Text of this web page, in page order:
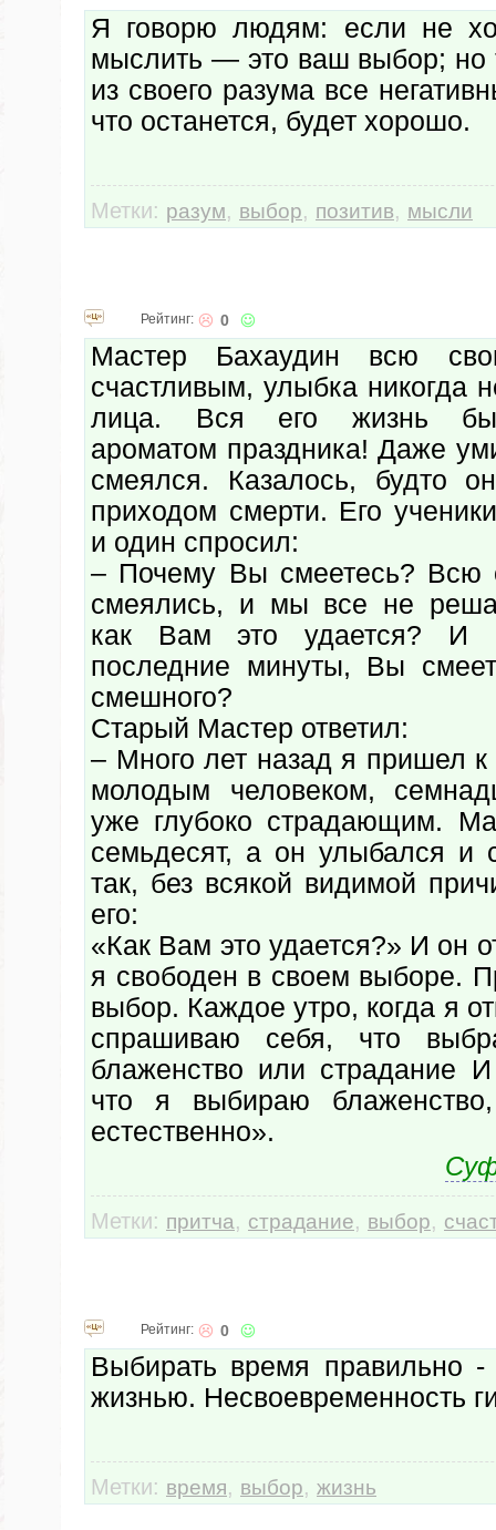
Я говорю людям: если не
мыслить — это ваш выбор; но
из своего разума все
что останется, будет хорошо.
Метки: разум, выбор, позитив, мысли
Рейтинг: 0
Мастер Бахаудин всю
счастливым, улыбка никогда
лица. Вся его жизнь
ароматом праздника! Даже
смеялся. Казалось, будто
приходом смерти. Его
и один спросил:
– Почему Вы смеетесь? Всю
смеялись, и мы все не
как Вам это удается? И
последние минуты, Вы
смешного?
Старый Мастер ответил:
– Много лет назад я пришел
молодым человеком,
уже глубоко страдающим.
семьдесят, а он улыбался и
так, без всякой видимой
его:
«Как Вам это удается?» И он
я свободен в своем выборе.
выбор. Каждое утро, когда я
спрашиваю себя, что
блаженство или страдание И
что я выбираю
естественно».
Метки: притча, страдание, выбор,
Рейтинг: 0
Выбирать время правильно -
жизнью. Несвоевременность
Метки: время, выбор, жизнь